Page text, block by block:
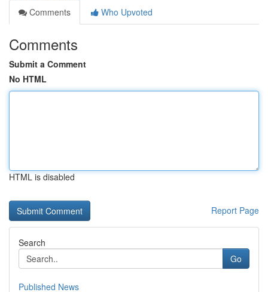
Comments
Who Upvoted
Comments
Submit a Comment
No HTML
HTML is disabled
Report Page
Search
Go
Published News